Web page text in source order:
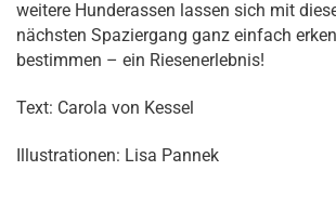
weitere Hunderassen lassen sich mit
nächsten Spaziergang ganz einfach
bestimmen – ein Riesenerlebnis!
Text: Carola von Kessel
Illustrationen: Lisa Pannek